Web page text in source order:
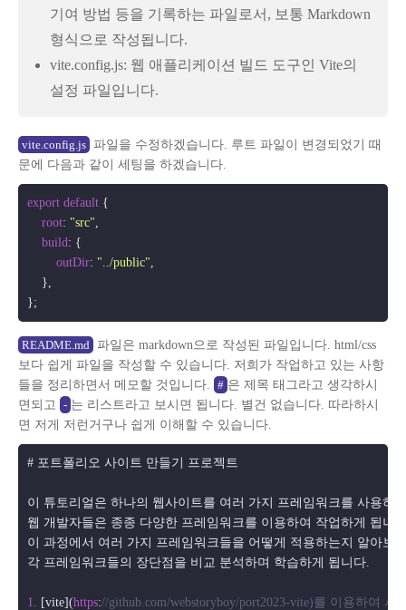
기여 방법 등을 기록하는 파일로서, 보통 Markdown
형식으로 작성됩니다.
vite.config.js: 웹 애플리케이션 빌드 도구인 Vite의
설정 파일입니다.
vite.config.js
파일을 수정하겠습니다. 루트 파일이 변경되었기 때
문에 다음과 같이 세팅을 하겠습니다.
export default {
root: "src",
build: {
outDir: "../public",
    },
README.md
파일은 markdown으로 작성된 파일입니다. html/css
보다 쉽게 파일을 작성할 수 있습니다. 저희가 작업하고 있는 사항
들을 정리하면서 메모할 것입니다.
# 은 제목 태그라고 생각하시
면되고
- 는 리스트라고 보시면 됩니다. 별건 없습니다. 따라하시
면 저게 저런거구나 쉽게 이해할 수 있습니다.
# 포트폴리오 사이트 만들기 프로젝트
이 튜토리얼은 하나의 웹사이트를 여러 가지 프레임워크를 사용하
웹 개발자들은 종종 다양한 프레임워크를 이용하여 작업하게 됩니
이 과정에서 여러 가지 프레임워크들을 어떻게 적용하는지 알아보
각 프레임워크들의 장단점을 비교 분석하며 학습하게 됩니다.
1. [vite](https://github.com/webstoryboy/port2023-vite)를 이용하여